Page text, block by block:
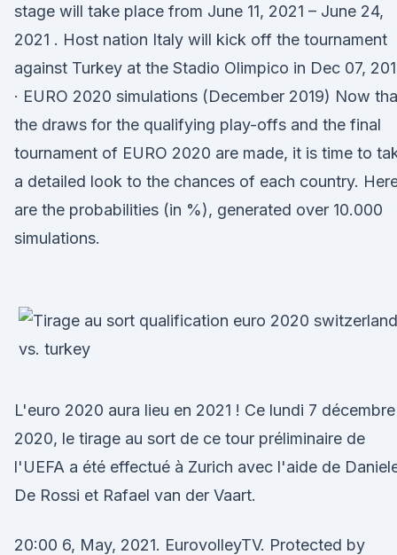
stage will take place from June 11, 2021 – June 24,
2021 . Host nation Italy will kick off the tournament
against Turkey at the Stadio Olimpico in Dec 07,
· EURO 2020 simulations (December 2019) Now
the draws for the qualifying play-offs and the final
tournament of EURO 2020 are made, it is time to
a detailed look to the chances of each country.
are the probabilities (in %), generated over 10.000
simulations.
L'euro 2020 aura lieu en 2021 ! Ce lundi 7 décembre
2020, le tirage au sort de ce tour préliminaire de
l'UEFA a été effectué à Zurich avec l'aide de
De Rossi et Rafael van der Vaart.
20:00 6, May, 2021. EurovolleyTV. Protected by